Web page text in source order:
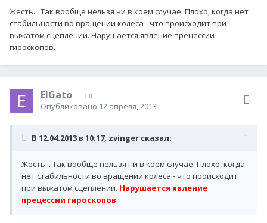
Жесть... Так вообще нельзя ни в коем случае. Плохо, когда нет
стабильности во вращении колеса - что происходит при
выжатом сцеплении. Нарушается явление прецессии
гироскопов.
ElGato 0
Опубликовано 12 апреля, 2013
В 12.04.2013 в 10:17, zvinger сказал:
Жесть... Так вообще нельзя ни в коем случае. Плохо, когда
нет стабильности во вращении колеса - что происходит
при выжатом сцеплении. Нарушается явление
прецессии гироскопов.